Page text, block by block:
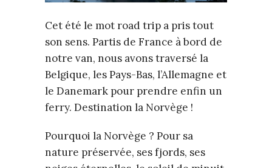
Cet été le mot road trip a pris tout
son sens. Partis de France à bord de
notre van, nous avons traversé la
Belgique, les Pays-Bas, l’Allemagne et
le Danemark pour prendre enfin un
ferry. Destination la Norvège !
Pourquoi la Norvège ? Pour sa
nature préservée, ses fjords, ses